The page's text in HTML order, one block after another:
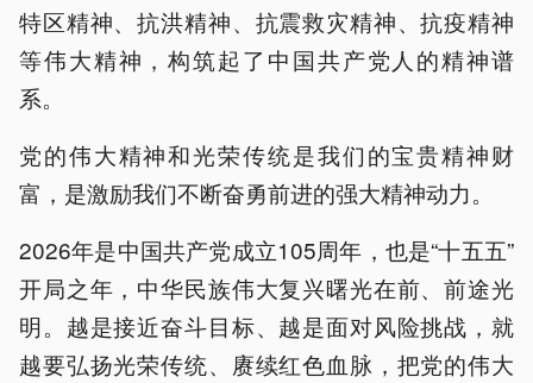
特区精神、抗洪精神、抗震救灾精神、抗疫精神
等伟大精神，构筑起了中国共产党人的精神谱
系。
党的伟大精神和光荣传统是我们的宝贵精神财
富，是激励我们不断奋勇前进的强大精神动力。
2026年是中国共产党成立105周年，也是“十五五”
开局之年，中华民族伟大复兴曙光在前、前途光
明。越是接近奋斗目标、越是面对风险挑战，就
越要弘扬光荣传统、赓续红色血脉，把党的伟大